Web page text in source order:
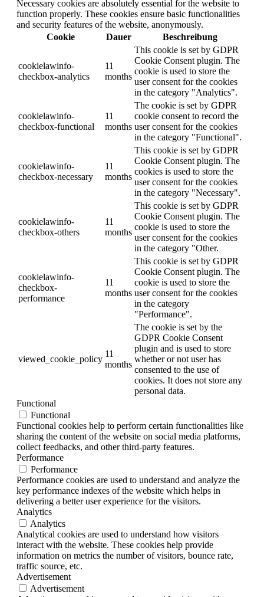
Necessary cookies are absolutely essential for the website to
function properly. These cookies ensure basic functionalities
and security features of the website, anonymously.
Cookie
Dauer Beschreibung
cookielawinfo-
checkbox-analytics
11
months
This cookie is set by GDPR
Cookie Consent plugin. The
cookie is used to store the
user consent for the cookies
in the category "Analytics".
cookielawinfo-
checkbox-functional
11
months
The cookie is set by GDPR
cookie consent to record the
user consent for the cookies
in the category "Functional".
cookielawinfo-
checkbox-necessary
11
months
This cookie is set by GDPR
Cookie Consent plugin. The
cookies is used to store the
user consent for the cookies
in the category "Necessary".
cookielawinfo-
checkbox-others
11
months
This cookie is set by GDPR
Cookie Consent plugin. The
cookie is used to store the
user consent for the cookies
in the category "Other.
cookielawinfo-
checkbox-
performance
11
months
This cookie is set by GDPR
Cookie Consent plugin. The
cookie is used to store the
user consent for the cookies
in the category
"Performance".
viewed_cookie_policy
11
months
The cookie is set by the
GDPR Cookie Consent
plugin and is used to store
whether or not user has
consented to the use of
cookies. It does not store any
personal data.
Functional
Functional
Functional cookies help to perform certain functionalities like
sharing the content of the website on social media platforms,
collect feedbacks, and other third-party features.
Performance
Performance
Performance cookies are used to understand and analyze the
key performance indexes of the website which helps in
delivering a better user experience for the visitors.
Analytics
Analytics
Analytical cookies are used to understand how visitors
interact with the website. These cookies help provide
information on metrics the number of visitors, bounce rate,
traffic source, etc.
Advertisement
Advertisement